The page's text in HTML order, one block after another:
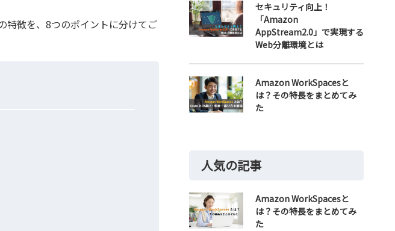
特徴を、8つのポイントに分けてご
セキュリティ向上！
「Amazon
AppStream2.0」で実現する
Web分離環境とは
Amazon WorkSpacesと
は？その特長をまとめてみ
た
人気の記事
Amazon WorkSpacesと
は？その特長をまとめてみ
た